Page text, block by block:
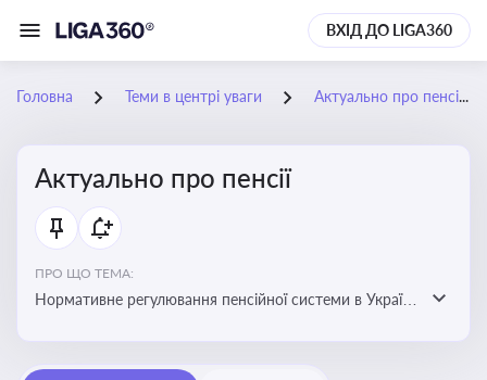
ВХІД ДО LIGA360
Головна Теми в центрі уваги Актуально про пенсії
Актуально про пенсії
ПРО ЩО ТЕМА:
Нормативне регулювання пенсійної системи в Україні